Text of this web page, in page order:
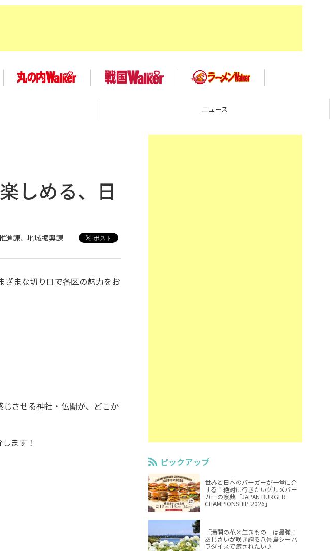
ニュース
しめる、日
進課、地域振興課
まな切り口で各区の魅力をお
させる神社・仏閣が、どこか
ます！
ピックアップ
世界と日本のバーガーが一堂に介
する！絶対に行きたいグルメバー
ガーの祭典「JAPAN BURGER
CHAMPIONSHIP 2026」
「満開の花×生きもの」は最強！
あじさいが咲き誇る八景島シーパ
ラダイスで癒されたい♪